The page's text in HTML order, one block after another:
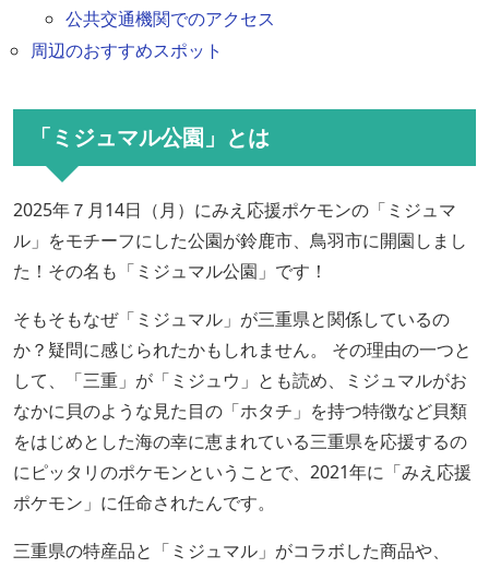
公共交通機関でのアクセス
周辺のおすすめスポット
「ミジュマル公園」とは
2025年７月14日（月）にみえ応援ポケモンの「ミジュマ
ル」をモチーフにした公園が鈴鹿市、鳥羽市に開園しまし
た！その名も「ミジュマル公園」です！
そもそもなぜ「ミジュマル」が三重県と関係しているの
か？疑問に感じられたかもしれません。 その理由の一つと
して、「三重」が「ミジュウ」とも読め、ミジュマルがお
なかに貝のような見た目の「ホタチ」を持つ特徴など貝類
をはじめとした海の幸に恵まれている三重県を応援するの
にピッタリのポケモンということで、2021年に「みえ応援
ポケモン」に任命されたんです。
三重県の特産品と「ミジュマル」がコラボした商品や、